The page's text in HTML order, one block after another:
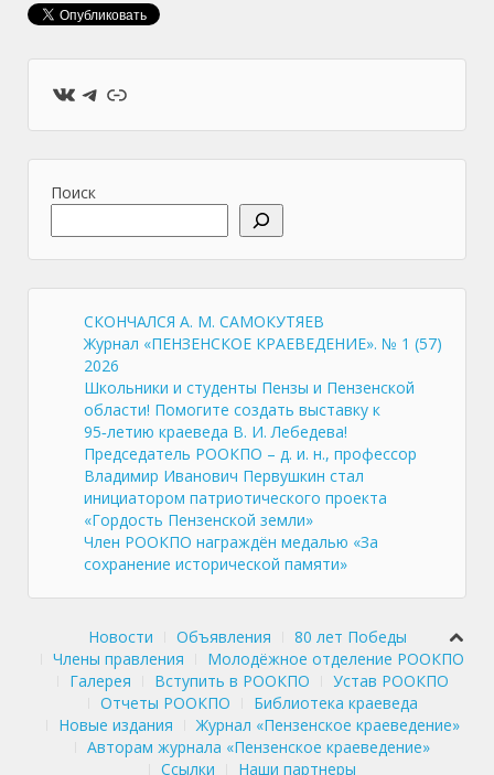
ВКонтакте
Telegram
Ссылка
Поиск
СКОНЧАЛСЯ А. М. САМОКУТЯЕВ
Журнал «ПЕНЗЕНСКОЕ КРАЕВЕДЕНИЕ». № 1 (57)
2026
Школьники и студенты Пензы и Пензенской
области! Помогите создать выставку к
95‑летию краеведа В. И. Лебедева!
Председатель РООКПО – д. и. н., профессор
Владимир Иванович Первушкин стал
инициатором патриотического проекта
«Гордость Пензенской земли»
Член РООКПО награждён медалью «За
сохранение исторической памяти»
Новости Объявления
80 лет Победы
Члены правления
Молодёжное отделение РООКПО
Галерея
Вступить в РООКПО
Устав РООКПО
Отчеты РООКПО
Библиотека краеведа
Новые издания
Журнал «Пензенское краеведение»
Авторам журнала «Пензенское краеведение»
Ссылки
Наши партнеры